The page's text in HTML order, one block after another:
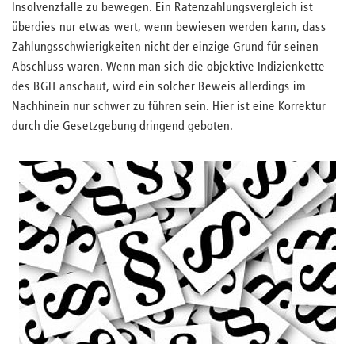
Insolvenzfalle zu bewegen. Ein Ratenzahlungsvergleich ist
überdies nur etwas wert, wenn bewiesen werden kann, dass
Zahlungsschwierigkeiten nicht der einzige Grund für seinen
Abschluss waren. Wenn man sich die objektive Indizienkette
des BGH anschaut, wird ein solcher Beweis allerdings im
Nachhinein nur schwer zu führen sein. Hier ist eine Korrektur
durch die Gesetzgebung dringend geboten.